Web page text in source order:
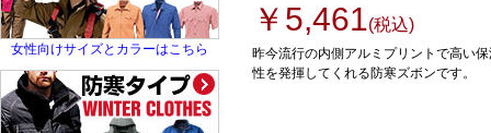
￥5,461(税込)
昨今流行の内側アルミプリントで高い
性を発揮してくれる防寒ズボンです。
ユニフォーム
名入れ
女性向けサイズとカラーはこちら